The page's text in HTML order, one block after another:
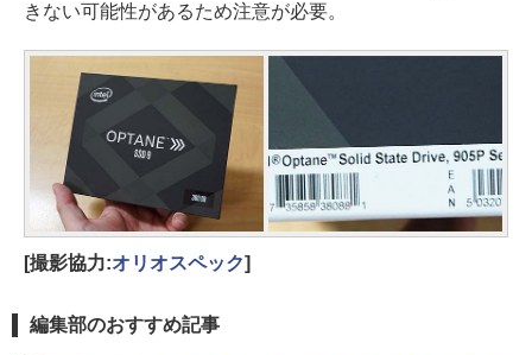
きない可能性があるため注意が必要。
[撮影協力:オリオスペック]
編集部のおすすめ記事